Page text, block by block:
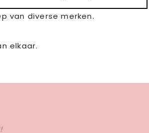
van diverse merken.
elkaar.